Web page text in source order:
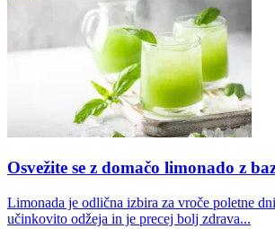
Osvežite se z domačo limonado z
Limonada je odlična izbira za vroče poletne
učinkovito odžeja in je precej bolj zdrava...